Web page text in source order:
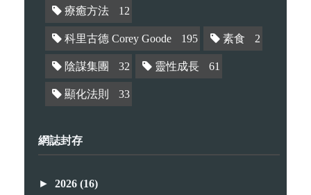
療癒方法 12
科里古德 Corey Goode 195 素食 2
陰謀集團 32 靈性成長 61
顯化法則 33
網誌封存
► 2026 (16)